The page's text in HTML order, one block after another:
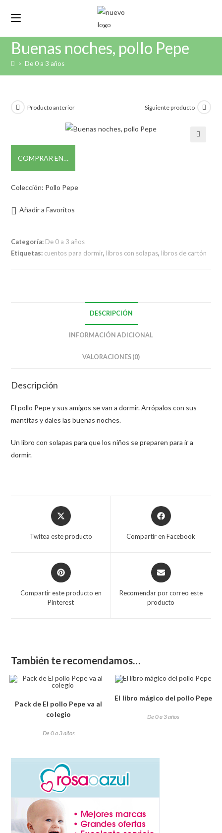
Buenas noches, pollo Pepe
> De 0 a 3 años
Producto anterior Siguiente producto
COMPRAR EN…
Colección: Pollo Pepe
Añadir a Favoritos
Categoría: De 0 a 3 años
Etiquetas: cuentos para dormir, libros con solapas, libros de cartón
DESCRIPCIÓN
INFORMACIÓN ADICIONAL
VALORACIONES (0)
Descripción
El pollo Pepe y sus amigos se van a dormir. Arrópalos con sus
mantitas y dales las buenas noches.
Un libro con solapas para que los niños se preparen para ir a
dormir.
Twitea este producto Compartir en Facebook
Compartir este producto en
Pinterest
Recomendar por correo este
producto
También te recomendamos…
Pack de El pollo Pepe va al
colegio
De 0 a 3 años
El libro mágico del pollo Pepe
De 0 a 3 años